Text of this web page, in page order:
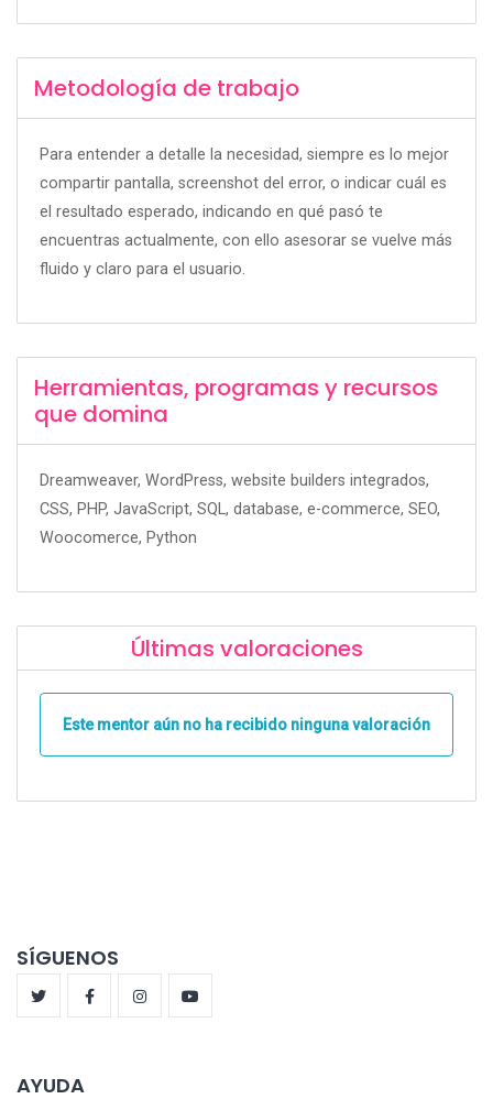
Metodología de trabajo
Para entender a detalle la necesidad, siempre es lo mejor
compartir pantalla, screenshot del error, o indicar cuál es
el resultado esperado, indicando en qué pasó te
encuentras actualmente, con ello asesorar se vuelve más
fluido y claro para el usuario.
Herramientas, programas y recursos
que domina
Dreamweaver, WordPress, website builders integrados,
CSS, PHP, JavaScript, SQL, database, e-commerce, SEO,
Woocomerce, Python
Últimas valoraciones
Este mentor aún no ha recibido ninguna valoración
SÍGUENOS
AYUDA